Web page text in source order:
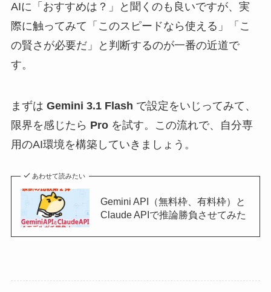
AIに「おすすめは？」と聞くのも良いですが、実
際に触ってみて「このスピードなら使える」「こ
の賢さが必要だ」と判断するのが一番の近道で
す。
まずは Gemini 3.1 Flash で設定をいじってみて、
限界を感じたら Proを試す。この流れで、自分専
用のAI環境を構築していきましょう。
あわせて読みたい
Gemini API（無料枠、有料枠）と
Claude APIで推論勝負させてみた